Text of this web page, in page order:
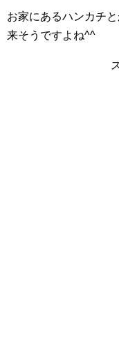
お家にあるハンカチ
来そうですよね^^